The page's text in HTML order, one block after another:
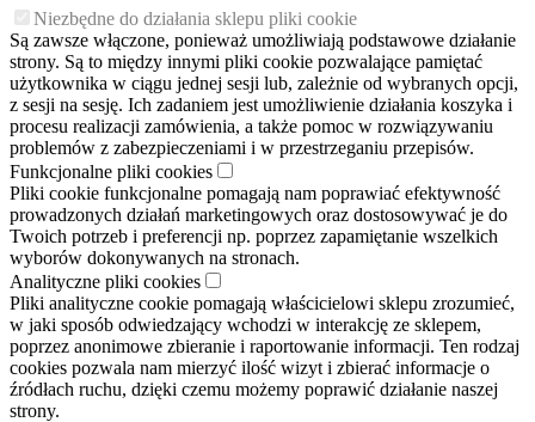
Niezbędne do działania sklepu pliki cookie
Są zawsze włączone, ponieważ umożliwiają podstawowe działanie
strony. Są to między innymi pliki cookie pozwalające pamiętać
użytkownika w ciągu jednej sesji lub, zależnie od wybranych opcji,
z sesji na sesję. Ich zadaniem jest umożliwienie działania koszyka i
procesu realizacji zamówienia, a także pomoc w rozwiązywaniu
problemów z zabezpieczeniami i w przestrzeganiu przepisów.
Funkcjonalne pliki cookies
Pliki cookie funkcjonalne pomagają nam poprawiać efektywność
prowadzonych działań marketingowych oraz dostosowywać je do
Twoich potrzeb i preferencji np. poprzez zapamiętanie wszelkich
wyborów dokonywanych na stronach.
Analityczne pliki cookies
Pliki analityczne cookie pomagają właścicielowi sklepu zrozumieć,
w jaki sposób odwiedzający wchodzi w interakcję ze sklepem,
poprzez anonimowe zbieranie i raportowanie informacji. Ten rodzaj
cookies pozwala nam mierzyć ilość wizyt i zbierać informacje o
źródłach ruchu, dzięki czemu możemy poprawić działanie naszej
strony.